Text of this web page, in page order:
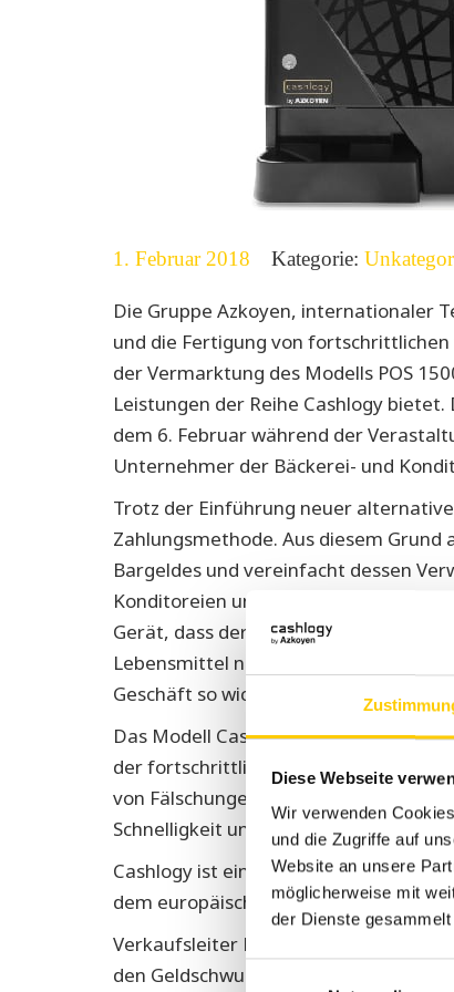
Diese Webseite
Wir verwenden
und die Zugriffe auf
Website an unsere
möglicherweise mit
der Dienste gesammelt
1. Februar 2018 Kategorie:
Die Gruppe Azkoyen, internationaler
und die Fertigung von
der Vermarktung des Modells POS
Leistungen der Reihe Cashlogy
dem 6. Februar während der
Unternehmer der Bäckerei- und
Trotz der Einführung neuer
Zahlungsmethode. Aus diesem
Bargeldes und vereinfacht dessen
Konditoreien und Bäckereien, neben
Gerät, dass der Kunde das Bargeld in
Lebensmittel nicht gleichzeitig
Geschäft so wichtig ist.
Das Modell Cashlogy POS 1500x ist
der fortschrittlichsten Geräte auf dem
von Fälschungen der Währung und
Schnelligkeit und die Bedienungs-
Cashlogy ist eine Marke von
dem europäischen
Verkaufsleiter Roberto Díaz der
den Geldschwund, da es über zwei